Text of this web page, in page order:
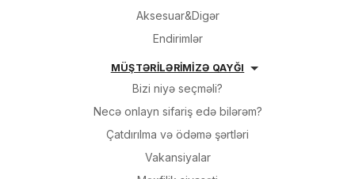
Aksesuar&Digər
Endirimlər
MÜŞTƏRİLƏRİMİZƏ QAYĞI
Bizi niyə seçməli?
Necə onlayn sifariş edə bilərəm?
Çatdırılma və ödəmə şərtləri
Vakansiyalar